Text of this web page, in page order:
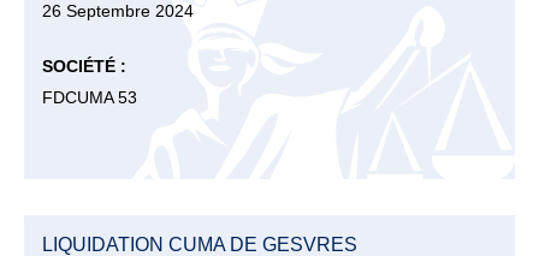
26 Septembre 2024
SOCIÉTÉ :
FDCUMA 53
LIQUIDATION CUMA DE GESVRES